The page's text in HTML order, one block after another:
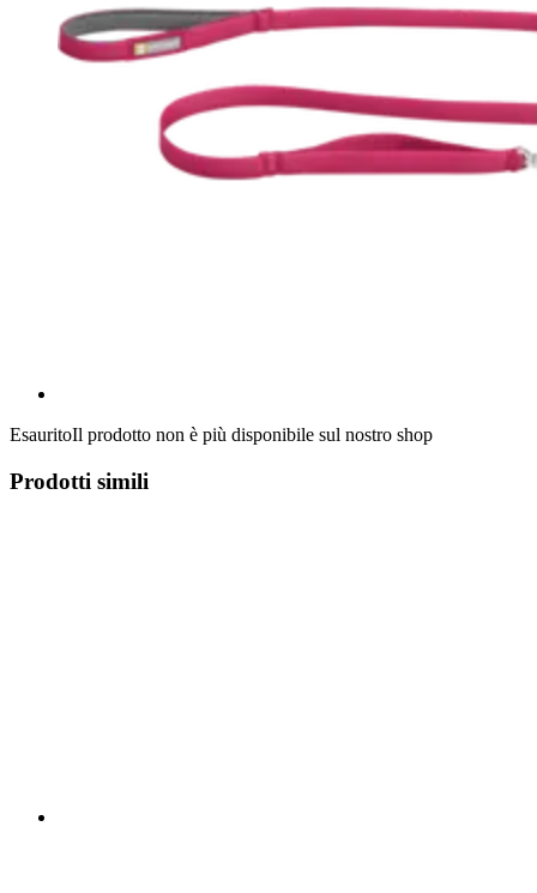
EsauritoIl prodotto non è più disponibile sul nostro shop
Prodotti simili